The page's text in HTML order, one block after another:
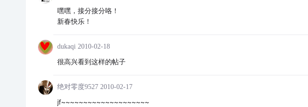
嘿嘿，接分接分咯！
新春快乐！
dukaqi 2010-02-18
很高兴看到这样的帖子
绝对零度9527 2010-02-17
jf~~~~~~~~~~~~~~~~~~~~